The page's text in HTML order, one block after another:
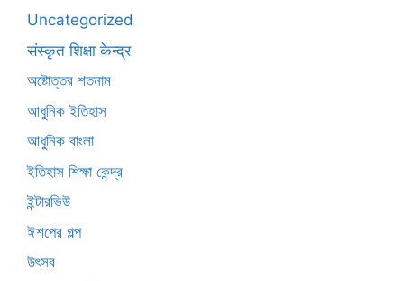
Uncategorized
संस्कृत शिक्षा केन्द्र
অষ্টোত্তর শতনাম
আধুনিক ইতিহাস
আধুনিক বাংলা
ইতিহাস শিক্ষা কেন্দ্র
ইন্টারভিউ
ঈশপের গল্প
উৎসব